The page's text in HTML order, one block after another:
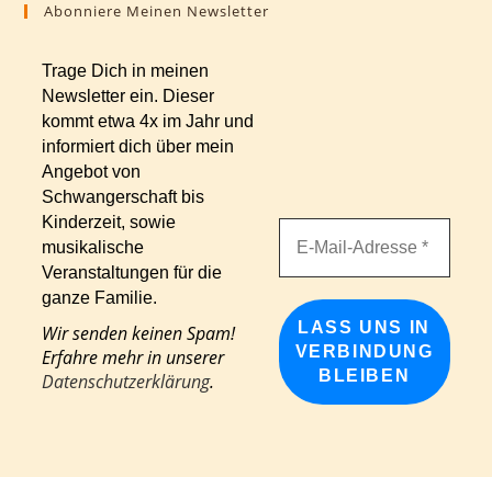
Abonniere Meinen Newsletter
Trage Dich in meinen
Newsletter ein. Dieser
kommt etwa 4x im Jahr und
informiert dich über mein
Angebot von
Schwangerschaft bis
Kinderzeit, sowie
musikalische
Veranstaltungen für die
ganze Familie.
Wir senden keinen Spam!
Erfahre mehr in unserer
Datenschutzerklärung.